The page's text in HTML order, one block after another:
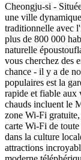
Cheongju-si -
une ville
traditionnelle avec
plus de 800 000
naturelle
vous cherchez des
chance - il y a de
populaires est la
rapide et fiable aux
chauds incluent le
zone Wi-Fi
carte Wi-Fi de
dans la culture
attractions